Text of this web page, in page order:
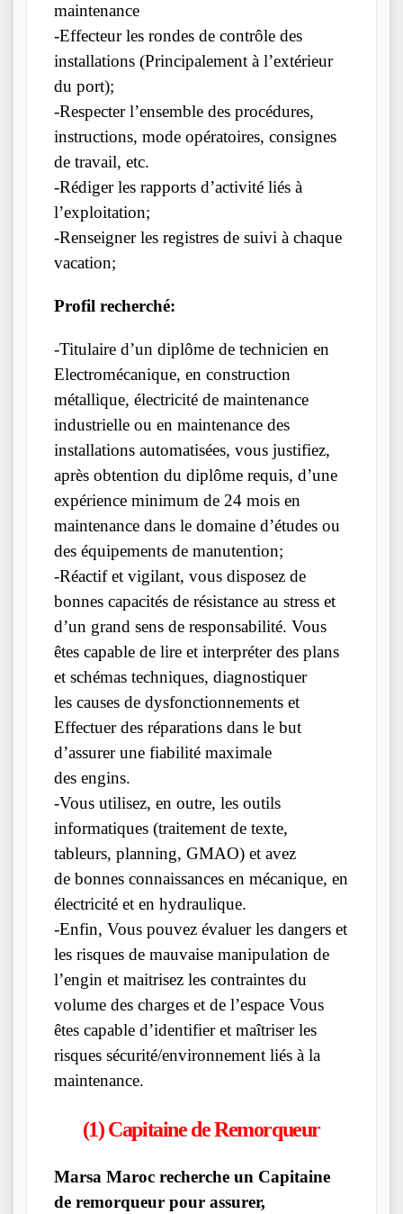
maintenance
-Effecteur les rondes de contrôle des
installations (Principalement à l’extérieur
du port);
-Respecter l’ensemble des procédures,
instructions, mode opératoires, consignes
de travail, etc.
-Rédiger les rapports d’activité liés à
l’exploitation;
-Renseigner les registres de suivi à chaque
vacation;
Profil recherché:
-Titulaire d’un diplôme de technicien en
Electromécanique, en construction
métallique, électricité de maintenance
industrielle ou en maintenance des
installations automatisées, vous justifiez,
après obtention du diplôme requis, d’une
expérience minimum de 24 mois en
maintenance dans le domaine d’études ou
des équipements de manutention;
-Réactif et vigilant, vous disposez de
bonnes capacités de résistance au stress et
d’un grand sens de responsabilité. Vous
êtes capable de lire et interpréter des plans
et schémas techniques, diagnostiquer
les causes de dysfonctionnements et
Effectuer des réparations dans le but
d’assurer une fiabilité maximale
des engins.
-Vous utilisez, en outre, les outils
informatiques (traitement de texte,
tableurs, planning, GMAO) et avez
de bonnes connaissances en mécanique, en
électricité et en hydraulique.
-Enfin, Vous pouvez évaluer les dangers et
les risques de mauvaise manipulation de
l’engin et maitrisez les contraintes du
volume des charges et de l’espace Vous
êtes capable d’identifier et maîtriser les
risques sécurité/environnement liés à la
maintenance.
(1) Capitaine de Remorqueur
Marsa Maroc recherche un Capitaine
de remorqueur pour assurer,